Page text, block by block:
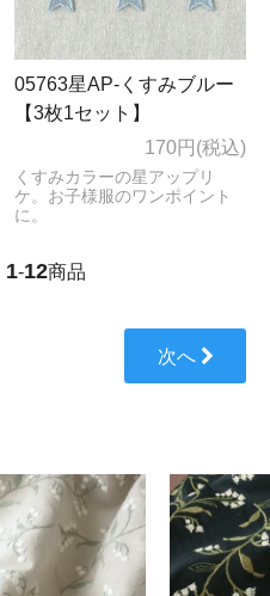
05763星AP-くすみブルー
【3枚1セット】
170円(税込)
くすみカラーの星アップリ
ケ。お子様服のワンポイント
に。
1-12商品
次へ